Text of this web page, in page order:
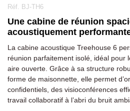
Réf. BJ-TH6
Une cabine de réunion
acoustiquement
La cabine acoustique Treehouse 6
réunion parfaitement isolé, idéal pour
aire ouverte. Grâce à sa structure
forme de maisonnette, elle permet
confidentiels, des visioconférences
travail collaboratif à l’abri du bruit